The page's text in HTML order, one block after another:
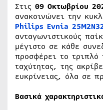
Στις 09 Οκτωβρίου
ανακοινώνει την
Philips Evnia
ανταγωνιστικούς
μέγιστο σε κάθε
προσφέρει το τριπλό
ταχύτητας, της
ευκρίνειας, όλα σε
Βασικά